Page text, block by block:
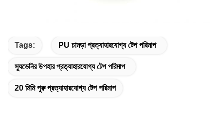
Tags: PU চামড়া প্রত্যাহারযোগ্য টেপ পরিমাপ
স্যুভেনির উপহার প্রত্যাহারযোগ্য টেপ পরিমাপ
20 মিমি পুরু প্রত্যাহারযোগ্য টেপ পরিমাপ